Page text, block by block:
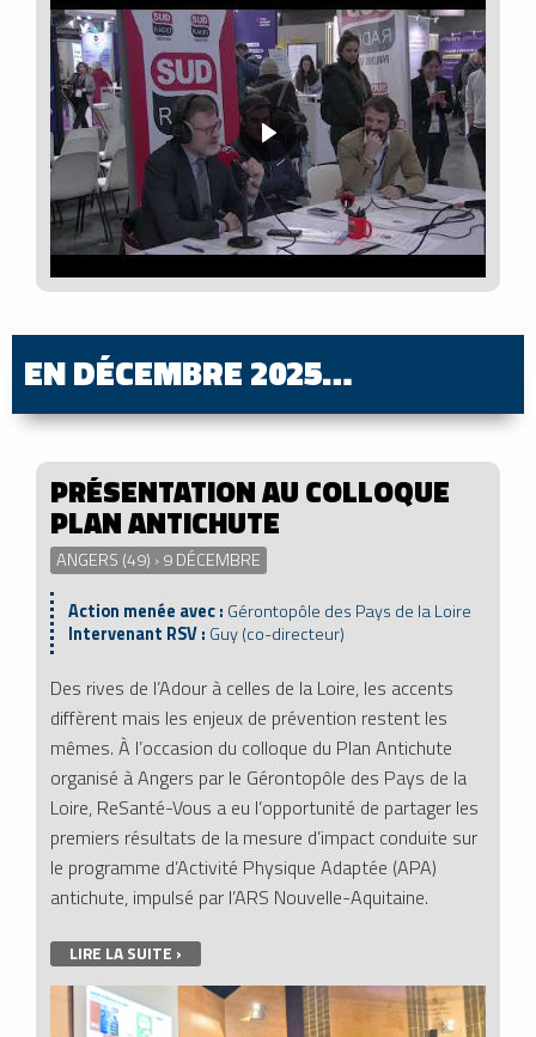
EN DÉCEMBRE 2025…
PRÉSENTATION AU COLLOQUE
PLAN ANTICHUTE
ANGERS (49) › 9 DÉCEMBRE
Action menée avec : Gérontopôle des Pays de la Loire
Intervenant RSV : Guy (co-directeur)
Des rives de l’Adour à celles de la Loire, les accents
diffèrent mais les enjeux de prévention restent les
mêmes. À l’occasion du colloque du Plan Antichute
organisé à Angers par le Gérontopôle des Pays de la
Loire, ReSanté-Vous a eu l’opportunité de partager les
premiers résultats de la mesure d’impact conduite sur
le programme d’Activité Physique Adaptée (APA)
antichute, impulsé par l’ARS Nouvelle-Aquitaine.
LIRE LA SUITE ›